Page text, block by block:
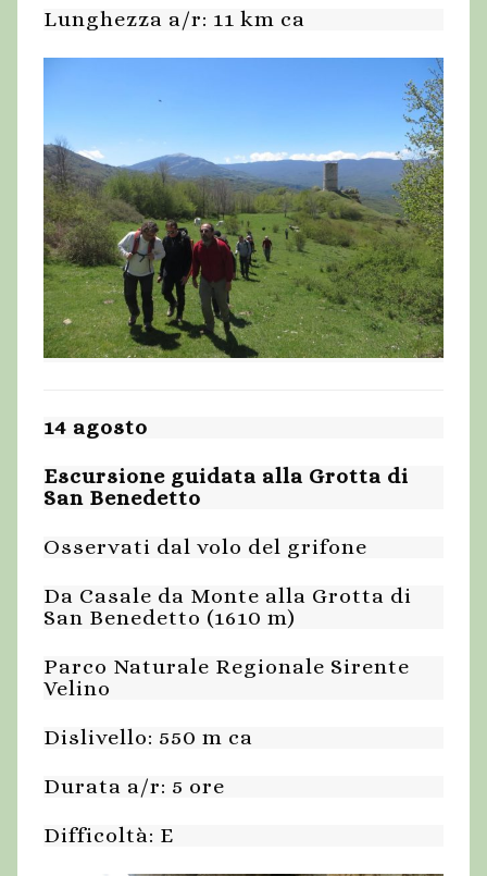
Lunghezza a/r: 11 km ca
14 agosto
Escursione guidata alla Grotta di
San Benedetto
Osservati dal volo del grifone
Da Casale da Monte alla Grotta di
San Benedetto (1610 m)
Parco Naturale Regionale Sirente
Velino
Dislivello: 550 m ca
Durata a/r: 5 ore
Difficoltà: E